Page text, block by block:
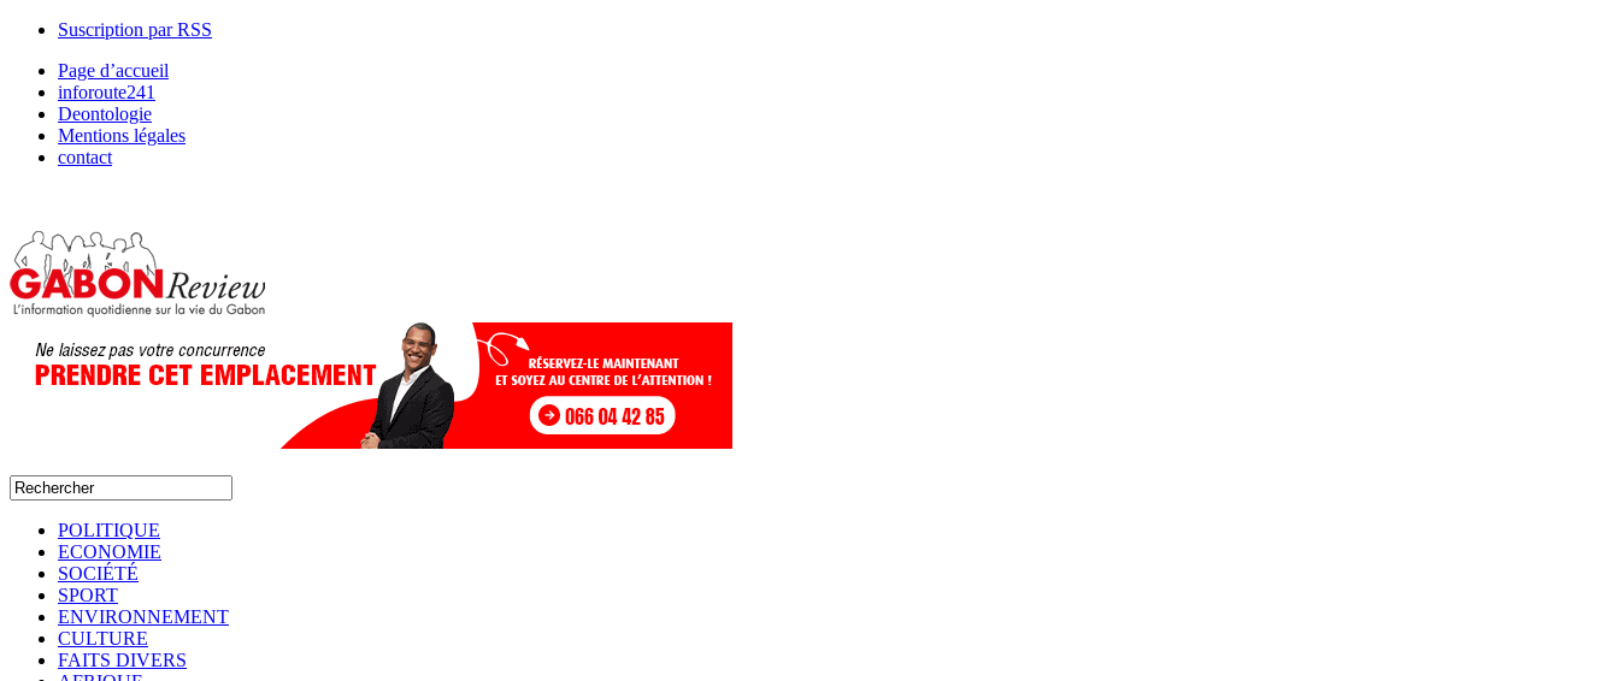
Suscription par RSS
Page d’accueil
inforoute241
Deontologie
Mentions légales
contact
POLITIQUE
ECONOMIE
SOCIÉTÉ
SPORT
ENVIRONNEMENT
CULTURE
FAITS DIVERS